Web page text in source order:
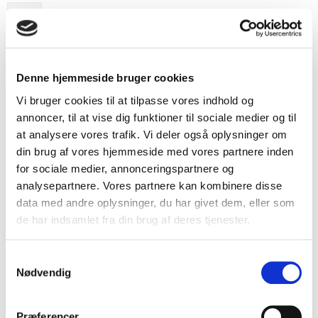
Denne hjemmeside bruger cookies
Vi bruger cookies til at tilpasse vores indhold og
annoncer, til at vise dig funktioner til sociale medier og til
at analysere vores trafik. Vi deler også oplysninger om
din brug af vores hjemmeside med vores partnere inden
for sociale medier, annonceringspartnere og
analysepartnere. Vores partnere kan kombinere disse
data med andre oplysninger, du har givet dem, eller som
de har indsamlet fra din brug af deres tjenester.
Nødvendig
Kategori: Tilbehør
Pris fra 19,00 DKK
På lager
Standard Fastgørelsesbeslag B138T